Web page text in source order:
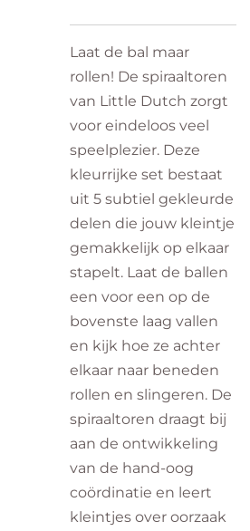
Laat de bal maar
rollen! De spiraaltoren
van Little Dutch zorgt
voor eindeloos veel
speelplezier. Deze
kleurrijke set bestaat
uit 5 subtiel gekleurde
delen die jouw kleintje
gemakkelijk op elkaar
stapelt. Laat de ballen
een voor een op de
bovenste laag vallen
en kijk hoe ze achter
elkaar naar beneden
rollen en slingeren. De
spiraaltoren draagt bij
aan de ontwikkeling
van de hand-oog
coördinatie en leert
kleintjes over oorzaak